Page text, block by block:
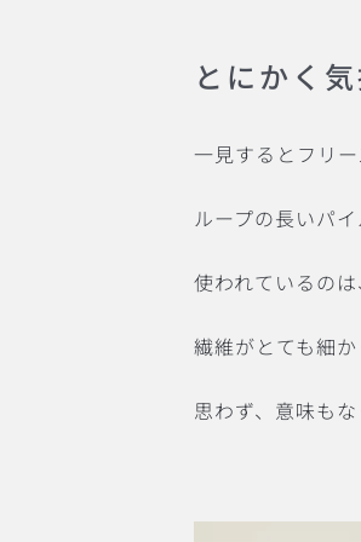
とにかく
一見するとフリ
ループの長いパ
使われているの
繊維がとても細
思わず、意味もな